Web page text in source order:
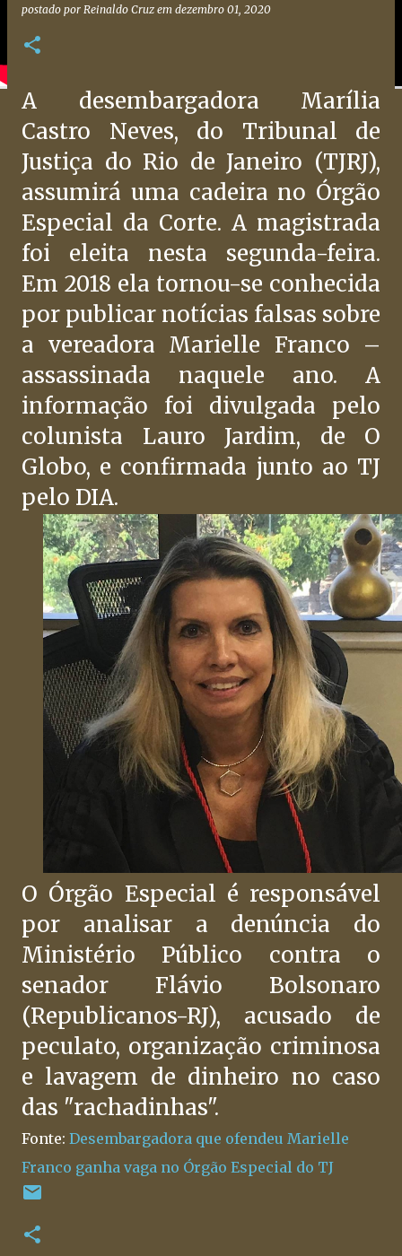
postado por Reinaldo Cruz em dezembro 01, 2020
A desembargadora Marília
Castro Neves, do Tribunal de
Justiça do Rio de Janeiro (TJRJ),
assumirá uma cadeira no Órgão
Especial da Corte. A magistrada
foi eleita nesta segunda-feira.
Em 2018 ela tornou-se conhecida
por publicar notícias falsas sobre
a vereadora Marielle Franco –
assassinada naquele ano. A
informação foi divulgada pelo
colunista Lauro Jardim, de O
Globo, e confirmada junto ao TJ
pelo DIA.
O Órgão Especial é responsável
por analisar a denúncia do
Ministério Público contra o
senador Flávio Bolsonaro
(Republicanos-RJ), acusado de
peculato, organização criminosa
e lavagem de dinheiro no caso
das "rachadinhas".
Fonte: Desembargadora que ofendeu Marielle
Franco ganha vaga no Órgão Especial do TJ